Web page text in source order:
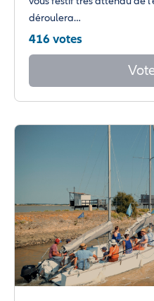
déroulera…
416 votes